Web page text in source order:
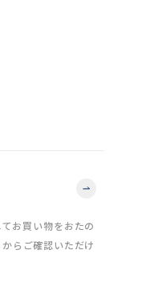
お買い物をおたの
らご確認いただけ